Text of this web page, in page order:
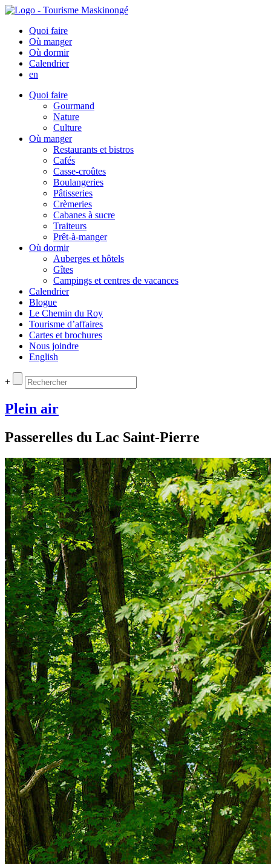
Quoi faire
Où manger
Où dormir
Calendrier
en
Quoi faire
Gourmand
Nature
Culture
Où manger
Restaurants et bistros
Cafés
Casse-croûtes
Boulangeries
Pâtisseries
Crèmeries
Cabanes à sucre
Traiteurs
Prêt-à-manger
Où dormir
Auberges et hôtels
Gîtes
Campings et centres de vacances
Calendrier
Blogue
Le Chemin du Roy
Tourisme d’affaires
Cartes et brochures
Nous joindre
English
+
Plein air
Passerelles du Lac Saint-Pierre